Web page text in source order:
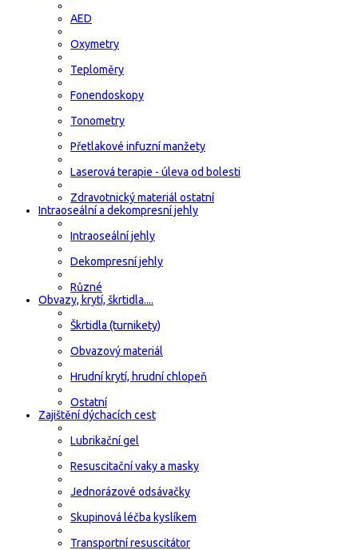
AED
Oxymetry
Teploměry
Fonendoskopy
Tonometry
Přetlakové infuzní manžety
Laserová terapie - úleva od bolesti
Zdravotnický materiál ostatní
Intraoseální a dekompresní jehly
Intraoseální jehly
Dekompresní jehly
Různé
Obvazy, krytí, škrtidla....
Škrtidla (turnikety)
Obvazový materiál
Hrudní krytí, hrudní chlopeň
Ostatní
Zajištění dýchacích cest
Lubrikační gel
Resuscitační vaky a masky
Jednorázové odsávačky
Skupinová léčba kyslíkem
Transportní resuscitátor